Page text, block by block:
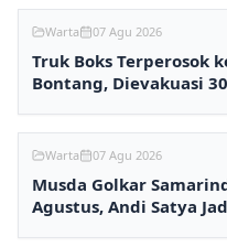
Warta 07 Agu 2026
Truk Boks Terperosok
Bontang, Dievakuasi
Warta 07 Agu 2026
Musda Golkar
Agustus, Andi Satya